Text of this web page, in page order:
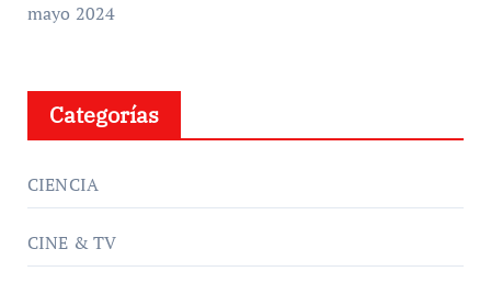
mayo 2024
Categorías
CIENCIA
CINE & TV